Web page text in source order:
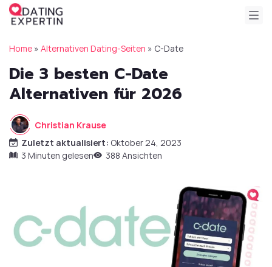
Home » Alternativen Dating-Seiten » C-Date
Die 3 besten C-Date
Alternativen für 2026
Christian Krause
Zuletzt aktualisiert: Oktober 24, 2023
3 Minuten gelesen
388 Ansichten